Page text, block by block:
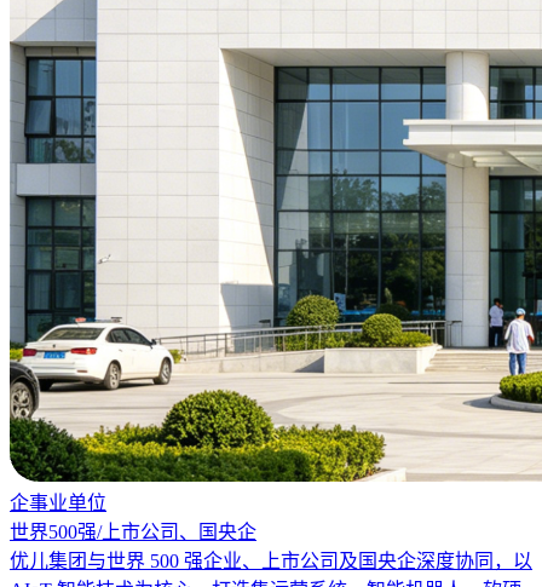
企事业单位
世界500强/上市公司、国央企
优儿集团与世界 500 强企业、上市公司及国央企深度协同，以